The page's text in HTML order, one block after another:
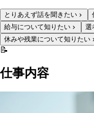
とりあえず話を聞きたい
給与について知りたい
選
休みや残業について知りたい
📝
仕事内容